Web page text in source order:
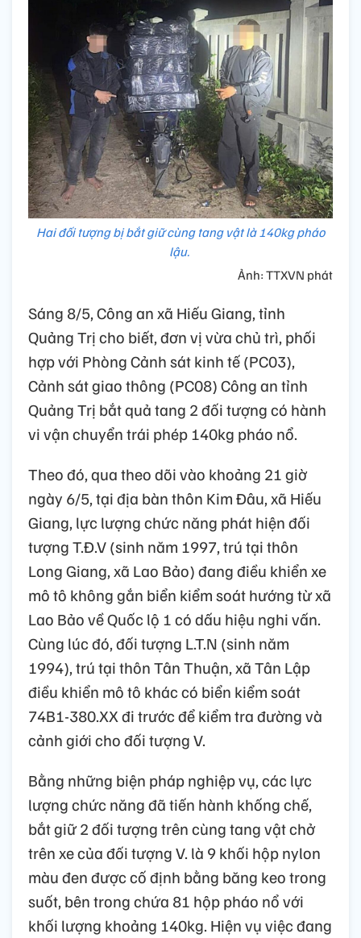
Hai đối tượng bị bắt giữ cùng tang vật là 140kg pháo
lậu.
Ảnh: TTXVN phát
Sáng 8/5, Công an xã Hiếu Giang, tỉnh
Quảng Trị cho biết, đơn vị vừa chủ trì, phối
hợp với Phòng Cảnh sát kinh tế (PC03),
Cảnh sát giao thông (PC08) Công an tỉnh
Quảng Trị bắt quả tang 2 đối tượng có hành
vi vận chuyển trái phép 140kg pháo nổ.
Theo đó, qua theo dõi vào khoảng 21 giờ
ngày 6/5, tại địa bàn thôn Kim Đâu, xã Hiếu
Giang, lực lượng chức năng phát hiện đối
tượng T.Đ.V (sinh năm 1997, trú tại thôn
Long Giang, xã Lao Bảo) đang điều khiển xe
mô tô không gắn biển kiểm soát hướng từ xã
Lao Bảo về Quốc lộ 1 có dấu hiệu nghi vấn.
Cùng lúc đó, đối tượng L.T.N (sinh năm
1994), trú tại thôn Tân Thuận, xã Tân Lập
điều khiển mô tô khác có biển kiểm soát
74B1-380.XX đi trước để kiểm tra đường và
cảnh giới cho đối tượng V.
Bằng những biện pháp nghiệp vụ, các lực
lượng chức năng đã tiến hành khống chế,
bắt giữ 2 đối tượng trên cùng tang vật chở
trên xe của đối tượng V. là 9 khối hộp nylon
màu đen được cố định bằng băng keo trong
suốt, bên trong chứa 81 hộp pháo nổ với
khối lượng khoảng 140kg. Hiện vụ việc đang